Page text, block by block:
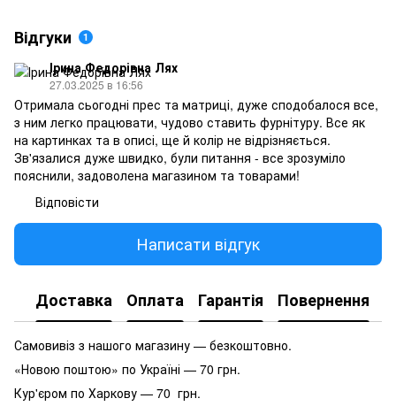
Відгуки 1
Ірина Федорівна Лях
27.03.2025 в 16:56
Отримала сьогодні прес та матриці, дуже сподобалося все,
з ним легко працювати, чудово ставить фурнітуру. Все як
на картинках та в описі, ще й колір не відрізняється.
Зв'язалися дуже швидко, були питання - все зрозуміло
пояснили, задоволена магазином та товарами!
Відповісти
Написати відгук
Доставка Оплата Гарантія Повернення
Самовивіз з нашого магазину — безкоштовно.
«Новою поштою» по Україні — 70 грн.
Кур'єром по Харкову — 70 грн.